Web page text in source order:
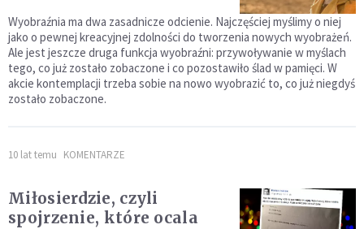
Wyobraźnia ma dwa zasadnicze odcienie. Najczęściej myślimy o niej
jako o pewnej kreacyjnej zdolności do tworzenia nowych wyobrażeń.
Ale jest jeszcze druga funkcja wyobraźni: przywoływanie w myślach
tego, co już zostało zobaczone i co pozostawiło ślad w pamięci. W
akcie kontemplacji trzeba sobie na nowo wyobrazić to, co już niegdyś
zostało zobaczone.
10 lat temu KOMENTARZE
Miłosierdzie, czyli
spojrzenie, które ocala